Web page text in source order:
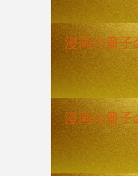
漫画小冊子
漫画小冊子